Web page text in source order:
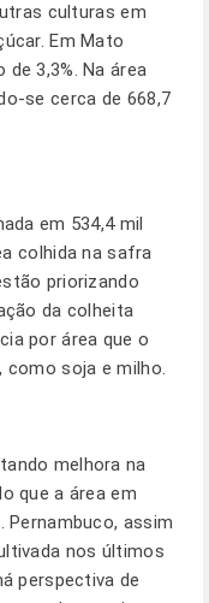
culturas em
Em Mato
3,3%. Na área
se cerca de 668,7
em 534,4 mil
colhida na safra
priorizando
da colheita
por área que o
soja e milho.
melhora na
que a área em
Pernambuco, assim
nos últimos
perspectiva de